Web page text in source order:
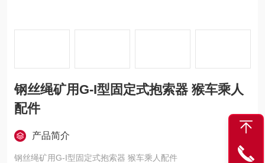
钢丝绳矿用G-I型固定式抱索器 猴车乘人
配件
产品简介
钢丝绳矿用G-I型固定式抱索器 猴车乘人配件